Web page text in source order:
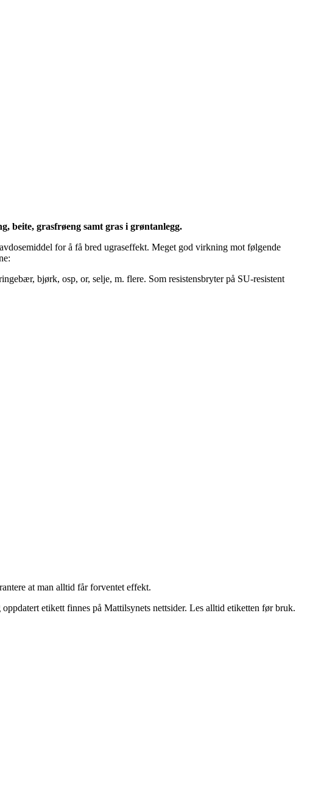
beite, grasfrøeng samt gras i grøntanlegg.
for å få bred ugraseffekt. Meget god virkning mot følgende
bjørk, osp, or, selje, m. flere. Som resistensbryter på SU-resistent
at man alltid får forventet effekt.
etikett finnes på Mattilsynets nettsider. Les alltid etiketten før bruk.